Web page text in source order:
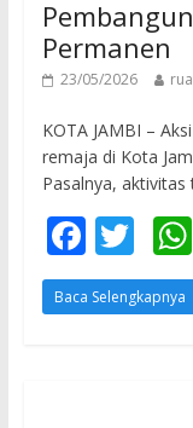
Permanen
23/05/2026
KOTA JAMBI –
remaja di Kota
Pasalnya,
F
ac
e
T
w
itt
Baca Selengkapnya